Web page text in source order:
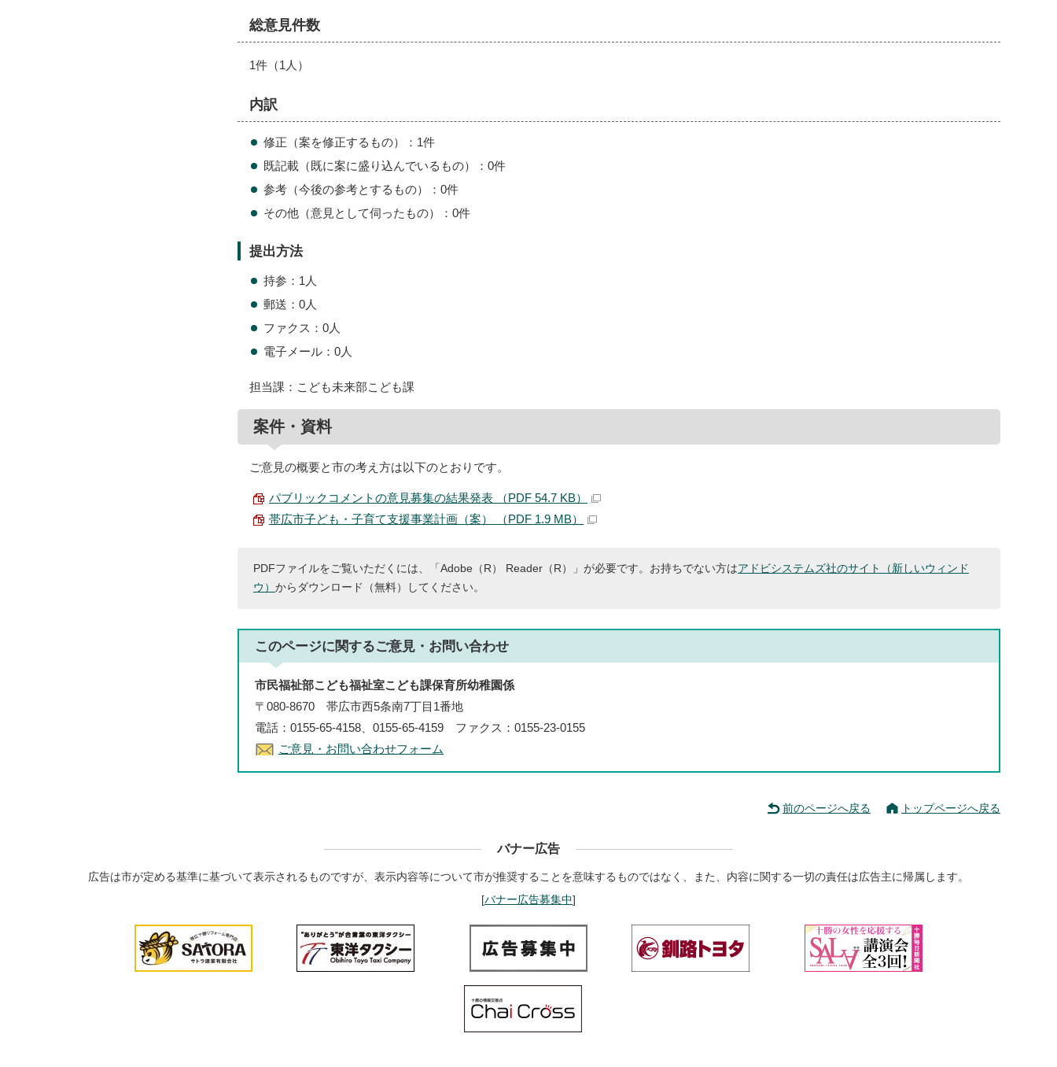
総意見件数
1件（1人）
内訳
修正（案を修正するもの）：1件
既記載（既に案に盛り込んでいるもの）：0件
参考（今後の参考とするもの）：0件
その他（意見として伺ったもの）：0件
提出方法
持参：1人
郵送：0人
ファクス：0人
電子メール：0人
担当課：こども未来部こども課
案件・資料
ご意見の概要と市の考え方は以下のとおりです。
パブリックコメントの意見募集の結果発表 （PDF 54.7 KB）
帯広市子ども・子育て支援事業計画（案） （PDF 1.9 MB）
PDFファイルをご覧いただくには、「Adobe（R） Reader（R）」が必要です。お持ちでない方はアドビシステムズ社のサイト（新しいウィンド
ウ） からダウンロード（無料）してください。
このページに関するご意見・お問い合わせ
市民福祉部こども福祉室こども課保育所幼稚園係
〒080-8670 帯広市西5条南7丁目1番地
電話：0155-65-4158、0155-65-4159 ファクス：0155-23-0155
ご意見・お問い合わせフォーム
前のページへ戻る トップページへ戻る
バナー広告
広告は市が定める基準に基づいて表示されるものですが、表示内容等について市が推奨することを意味するものではなく、また、内容に関する一切の責任は広告主に帰属します。
[バナー広告募集中]